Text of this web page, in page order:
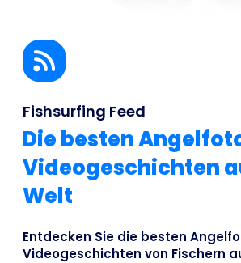
Business
Fishsurfing Feed
Die besten
Videogeschichten
Welt
Entdecken Sie die besten
Videogeschichten von Fischern